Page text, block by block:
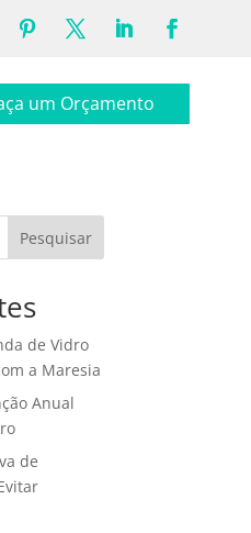
um Orçamento
Pesquisar
de Vidro
a Maresia
Anual
de